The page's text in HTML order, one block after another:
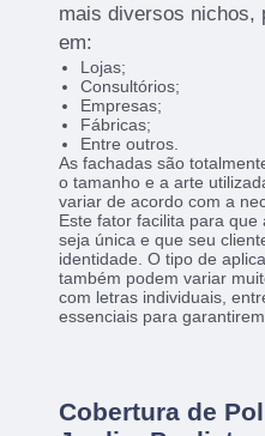
mais diversos nichos,
em:
Lojas;
Consultórios;
Empresas;
Fábricas;
Entre outros.
As fachadas são
o tamanho e a arte
variar de acordo com a
Este fator facilita para
seja única e que seu
identidade. O tipo de
também podem variar
com letras individuais,
essenciais para
Cobertura de